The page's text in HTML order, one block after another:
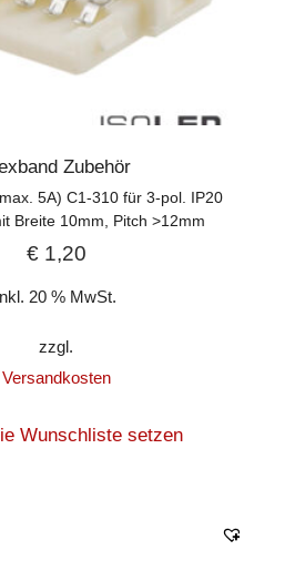
Zubehör
5A) C1-310 für 3-pol. IP20
Breite 10mm, Pitch >12mm
€1,20
20 % MwSt.
zzgl.
Versandkosten
Wunschliste setzen